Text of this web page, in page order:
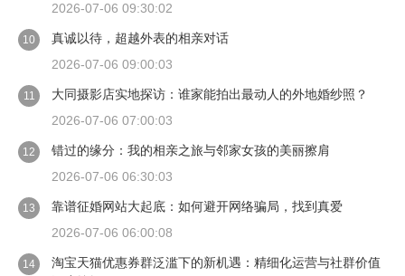
2026-07-06 09:30:02
10
真诚以待，超越外表的相亲对话
2026-07-06 09:00:03
11
大同摄影店实地探访：谁家能拍出最动人的外地婚纱照？
2026-07-06 07:00:03
12
错过的缘分：我的相亲之旅与邻家女孩的美丽擦肩
2026-07-06 06:30:03
13
靠谱征婚网站大起底：如何避开网络骗局，找到真爱
2026-07-06 06:00:08
14
淘宝天猫优惠券群泛滥下的新机遇：精细化运营与社群价值